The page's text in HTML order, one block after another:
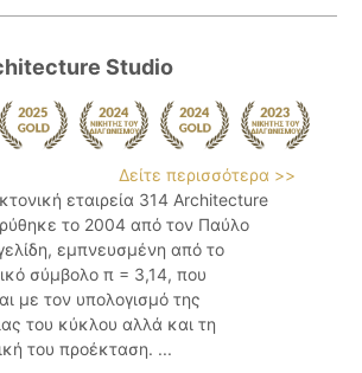
Studio
Δείτε περισσότερα >>
εταιρεία 314 Architecture
το 2004 από τον Παύλο
εμπνευσμένη από το
σύμβολο π = 3,14, που
με τον υπολογισμό της
του κύκλου αλλά και τη
του προέκταση. ...